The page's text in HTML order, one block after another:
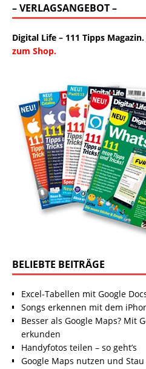
– VERLAGSANGEBOT –
Digital Life – 111 Tipps
zum Shop.
BELIEBTE BEITRÄGE
Excel-Tabellen mit Google
Songs erkennen mit dem
Besser als Google Maps? Mit
erkunden
Handyfotos teilen – so geht’s
Google Maps nutzen und